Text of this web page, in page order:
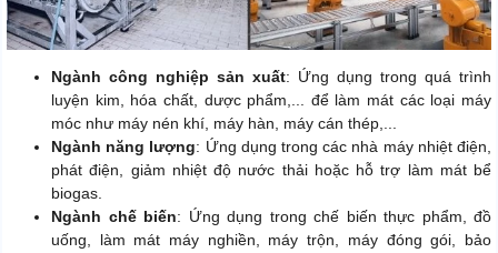
Ngành công nghiệp sản xuất: Ứng dụng trong quá trình
luyện kim, hóa chất, dược phẩm,... để làm mát các loại máy
móc như máy nén khí, máy hàn, máy cán thép,...
Ngành năng lượng: Ứng dụng trong các nhà máy nhiệt điện,
phát điện, giảm nhiệt độ nước thải hoặc hỗ trợ làm mát bể
biogas.
Ngành chế biến: Ứng dụng trong chế biến thực phẩm, đồ
uống, làm mát máy nghiền, máy trộn, máy đóng gói, bảo